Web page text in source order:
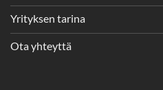
Yrityksen tarina
Ota yhteyttä